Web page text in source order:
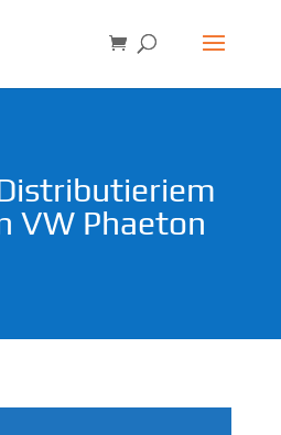
VW Phaeton